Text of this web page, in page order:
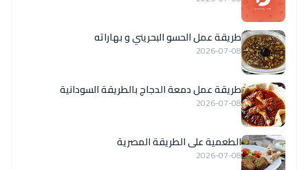
طريقة عمل الحسو البحريني و بهاراته
2026-07-08
طريقة عمل دمعة الدجاج بالطريقة السودانية
2026-07-08
الطعمية على الطريقة المصرية
2026-07-08